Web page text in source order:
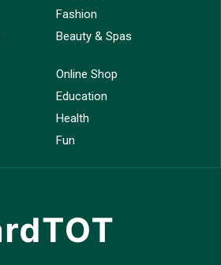
Fashion
Beauty & Spas
Online Shop
Education
Health
Fun